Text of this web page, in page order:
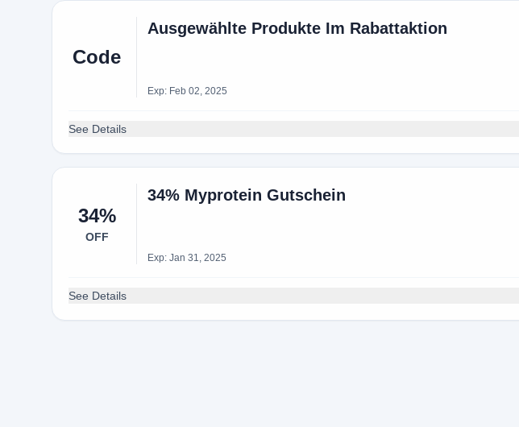
Code
Ausgewählte Produkte Im Rabattaktion
Exp: Feb 02, 2025
See Details
34%
OFF
34% Myprotein Gutschein
Exp: Jan 31, 2025
See Details